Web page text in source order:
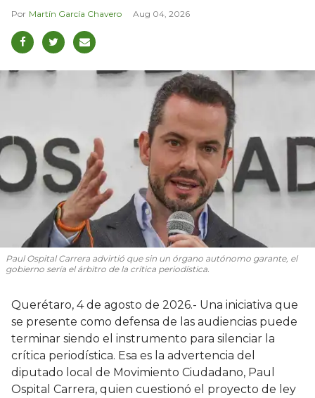
Martín García Chavero Aug 04, 2026
Paul Ospital Carrera advirtió que sin un órgano autónomo garante, el
gobierno sería el árbitro de la crítica periodística.
Querétaro, 4 de agosto de 2026.- Una iniciativa que
se presente como defensa de las audiencias puede
terminar siendo el instrumento para silenciar la
crítica periodística. Esa es la advertencia del
diputado local de Movimiento Ciudadano, Paul
Ospital Carrera, quien cuestionó el proyecto de ley